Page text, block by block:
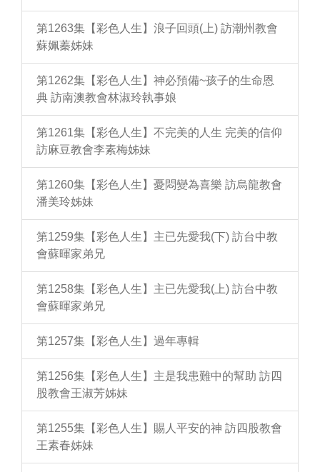
第1263集【彩色人生】浪子回頭(上) 訪潮州教會
蘇姵蓁姊妹
第1262集【彩色人生】神必預備~孩子的生命恩
典 訪南澳教會林淑玲執事娘
第1261集【彩色人生】不完美的人生 完美的信仰
訪麻豆教會李素梅姊妹
第1260集【彩色人生】憂悶變為喜樂 訪烏龍教會
潘美玲姊妹
第1259集【彩色人生】主已先愛我(下) 訪台中教
會蘇暉家弟兄
第1258集【彩色人生】主已先愛我(上) 訪台中教
會蘇暉家弟兄
第1257集【彩色人生】過年專輯
第1256集【彩色人生】主是我患難中的幫助 訪四
股教會王淑芳姊妹
第1255集【彩色人生】賜人平安的神 訪四股教會
王素春姊妹